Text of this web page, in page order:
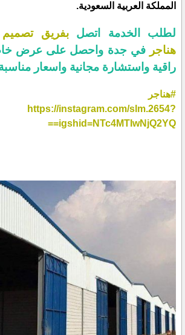
المملكة العربية السعودية.
لطلب الخدمة اتصلبفريق
هناجر في جدة واحصل على عرض
راقية واستشارة مجانية واسعار
#هناجر
https://instagram.com/slm.2654?
igshid=NTc4MTIwNjQ2YQ==